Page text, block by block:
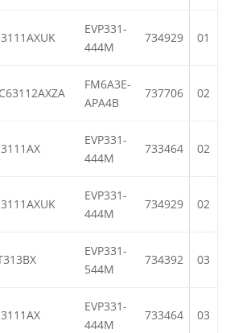
EVP331-
444M
734929 01
FM6A3E-
APA4B
737706 02
EVP331-
444M
733464 02
EVP331-
444M
734929 02
EVP331-
544M
734392 03
EVP331-
444M
733464 03